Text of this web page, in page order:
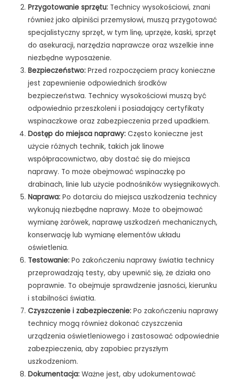
Przygotowanie sprzętu:Technicy wysokościowi, znani
również jako alpiniści przemysłowi, muszą przygotować
specjalistyczny sprzęt, w tym linę, uprzęże, kaski, sprzęt
do asekuracji, narzędzia naprawcze oraz wszelkie inne
niezbędne wyposażenie.
Bezpieczeństwo:Przed rozpoczęciem pracy konieczne
jest zapewnienie odpowiednich środków
bezpieczeństwa. Technicy wysokościowi muszą być
odpowiednio przeszkoleni i posiadający certyfikaty
wspinaczkowe oraz zabezpieczenia przed upadkiem.
Dostęp do miejsca naprawy:Często konieczne jest
użycie różnych technik, takich jak linowe
współpracownictwo, aby dostać się do miejsca
naprawy. To może obejmować wspinaczkę po
drabinach, linie lub użycie podnośników wysięgnikowych.
Naprawa:Po dotarciu do miejsca uszkodzenia technicy
wykonują niezbędne naprawy. Może to obejmować
wymianę żarówek, naprawę uszkodzeń mechanicznych,
konserwację lub wymianę elementów układu
oświetlenia.
Testowanie:Po zakończeniu naprawy światła technicy
przeprowadzają testy, aby upewnić się, że działa ono
poprawnie. To obejmuje sprawdzenie jasności, kierunku
i stabilności światła.
Czyszczenie i zabezpieczenie:Po zakończeniu naprawy
technicy mogą również dokonać czyszczenia
urządzenia oświetleniowego i zastosować odpowiednie
zabezpieczenia, aby zapobiec przyszłym
uszkodzeniom.
Dokumentacja:Ważne jest, aby udokumentować